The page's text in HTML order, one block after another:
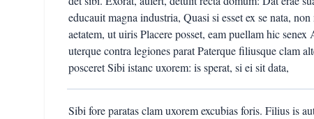
educauit magna industria, Quasi si esset ex se nata,
aetatem, ut uiris Placere posset, eam puellam hic
uterque contra legiones parat Paterque filiusque clam
posceret Sibi istanc uxorem: is sperat, si ei sit data,
Sibi fore paratas clam uxorem excubias foris. Filius is